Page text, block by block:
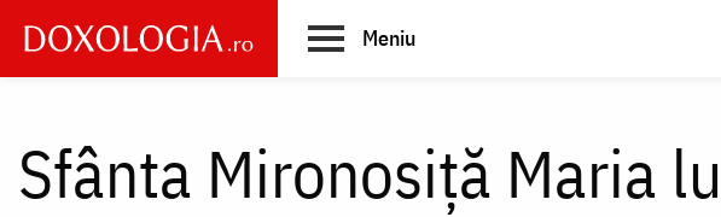
main
Meniu
Sfânta Mironosiță Maria